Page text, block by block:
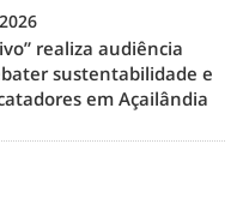
realiza audiência
sustentabilidade e
em Açailândia